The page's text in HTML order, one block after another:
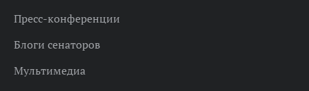
Пресс-конференции
Блоги сенаторов
Мультимедиа